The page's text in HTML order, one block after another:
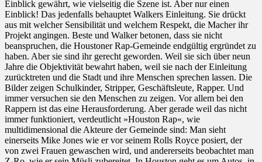
Einblick gewährt, wie vielseitig die Szene ist. Aber nur einen
Einblick! Das jedenfalls behauptet Walkers Einleitung. Sie drückt
aus mit welcher Sensibilität und welchem Respekt, die Macher ihr
Projekt angingen. Beste und Walker betonen, dass sie nicht
beanspruchen, die Houstoner Rap-Gemeinde endgültig ergründet zu
haben. Aber sie sind ihr gerecht geworden. Weil sie sich über neun
Jahre die Objektivität bewahrt haben, weil sie nach der Einleitung
zurücktreten und die Stadt und ihre Menschen sprechen lassen. Die
Bilder zeigen Schulkinder, Stripper, Geschäftsleute, Rapper. Und
immer versuchen sie den Menschen zu zeigen. Vor allem bei den
Rappern ist das eine Herausforderung. Aber gerade weil das nicht
immer funktioniert, verdeutlicht »Houston Rap«, wie
multidimensional die Akteure der Gemeinde sind: Man sieht
einerseits Mike Jones wie er vor seinem Rolls Royce posiert, der
von zwei Frauen gewaschen wird, und andererseits beobachtet man